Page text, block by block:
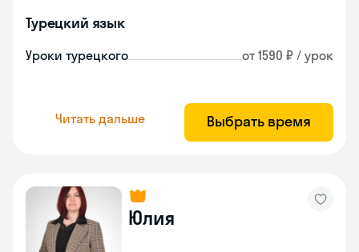
Турецкий язык
Уроки турецкого от 1590 ₽ / урок
Читать дальше Выбрать время
Юлия